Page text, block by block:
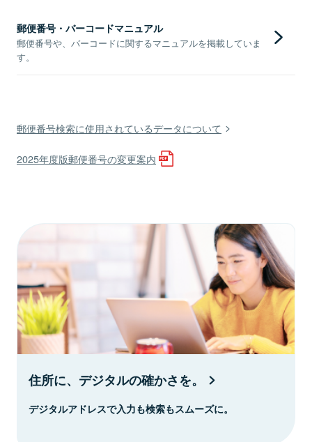
郵便番号・バーコードマニュアル
郵便番号や、バーコードに関するマニュアルを掲載していま
す。
郵便番号検索に使用されているデータについて
2025年度版郵便番号の変更案内
住所に、デジタルの確かさを。
デジタルアドレスで入力も検索もスムーズに。